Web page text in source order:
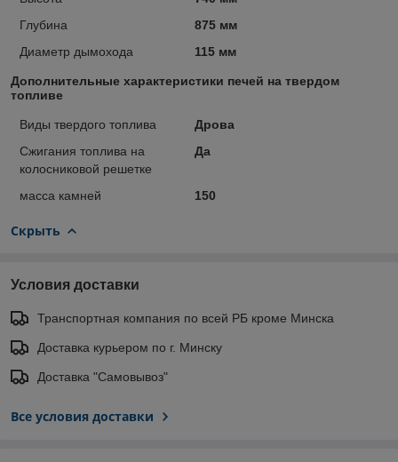
Глубина
875 мм
Диаметр дымохода
115 мм
Дополнительные характеристики печей на твердом
топливе
Виды твердого топлива
Дрова
Сжигания топлива на
колосниковой решетке
Да
масса камней 150
Скрыть
Условия доставки
Транспортная компания по всей РБ кроме Минска
Доставка курьером по г. Минску
Доставка "Самовывоз"
Все условия доставки